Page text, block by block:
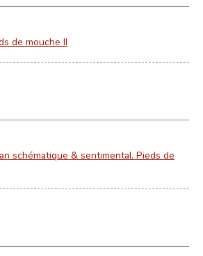
de mouche II
schématique & sentimental. Pieds de